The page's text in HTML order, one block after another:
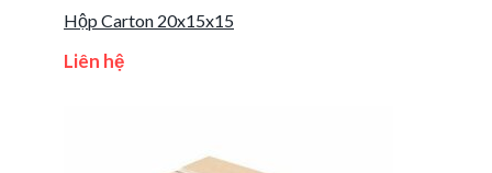
Hộp Carton 20x15x15
Liên hệ